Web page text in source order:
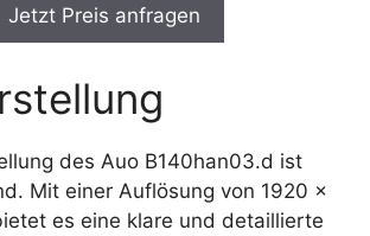
Jetzt Preis anfragen
des Auo B140han03.d ist
Mit einer Auflösung von 1920 x
es eine klare und detaillierte